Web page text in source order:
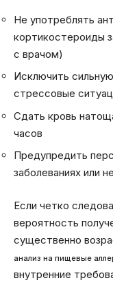
Не употреблять
кортикостероиды
с врачом)
Исключить
стрессовые
Сдать кровь
часов
Предупредить
заболеваниях или
Если четко
вероятность
существенно
анализ на пищевые
внутренние